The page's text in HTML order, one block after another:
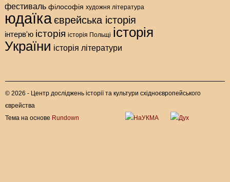
фестиваль філософія художня література
юдаїкаєврейська історія
інтерв'ю історія історія Польщі історія
України історія літератури
© 2026 - Центр досліджень історії та культури східноєвропейського
єврейства
Тема на основе Rundown